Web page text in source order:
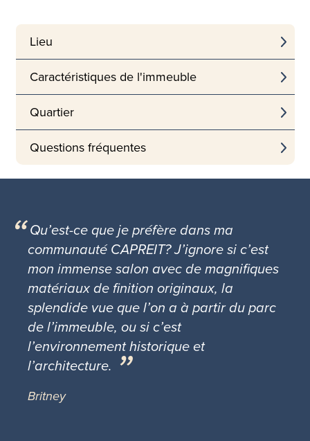
Lieu
Caractéristiques de l'immeuble
Quartier
Questions fréquentes
Qu’est-ce que je préfère dans ma
communauté CAPREIT? J’ignore si c’est
mon immense salon avec de magnifiques
matériaux de finition originaux, la
splendide vue que l’on a à partir du parc
de l’immeuble, ou si c’est
l’environnement historique et
l’architecture.
Britney